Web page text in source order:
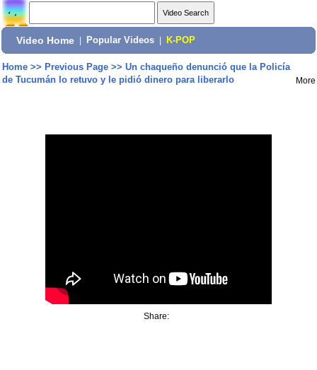
Video Home Popular Videos K-POP
Home>> Previous Page>> Un chaqueño denunció que la Policía
de Tucumán lo retuvo y le pidió dinero para liberarlo
More
Share: